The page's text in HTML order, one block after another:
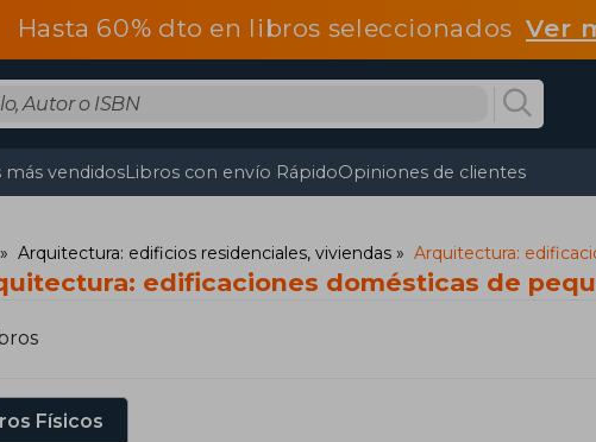
Hasta 60% dto en libros seleccionadosVer
vendidosLibros con envío RápidoOpiniones de clientes
Arquitectura: edificios residenciales, viviendas Arquitectura:
edificaciones domésticas de
Físicos